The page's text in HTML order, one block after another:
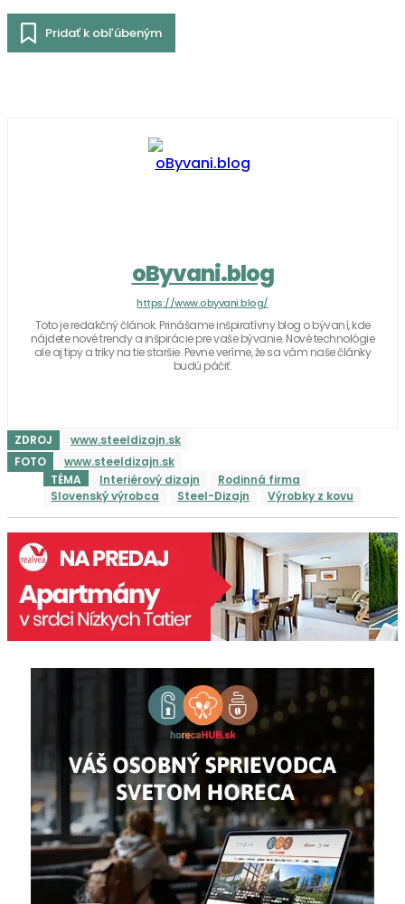
Pridať k obľúbeným
oByvani.blog
https://www.obyvani.blog/
Toto je redakčný článok. Prinášame inšpiratívny blog o bývaní, kde
nájdete nové trendy a inšpirácie pre vaše bývanie. Nové technológie
ale aj tipy a triky na tie staršie. Pevne veríme, že sa vám naše články
budú páčiť.
ZDROJ
www.steeldizajn.sk
FOTO
www.steeldizajn.sk
TÉMA
Interiérový dizajn
Rodinná firma
Slovenský výrobca
Steel-Dizajn Výrobky z kovu